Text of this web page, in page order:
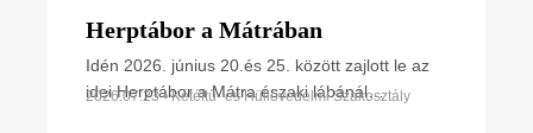
Herptábor a Mátrában
Idén 2026. június 20.és 25. között zajlott le az
idei Herptábor a Mátra északi lábánál
2026.07.23 • Kétéltű- és Hüllővédelmi Szakosztály